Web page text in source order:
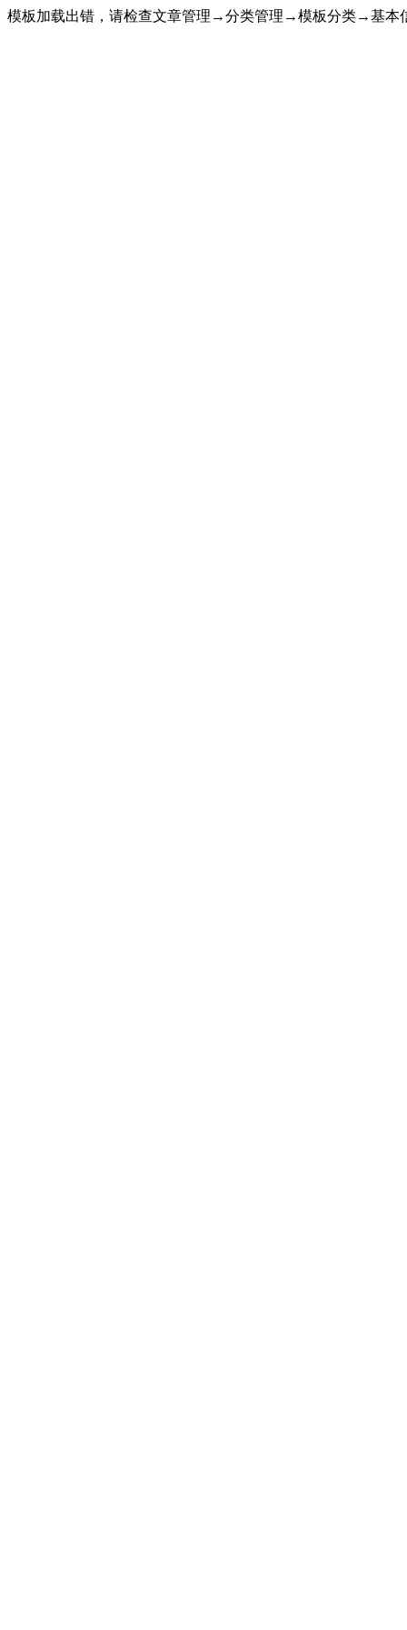
模板加载出错，请检查文章管理→分类管理→模板分类→基本